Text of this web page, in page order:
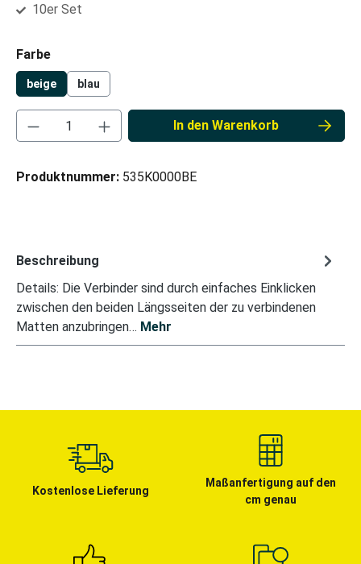
10er Set
Farbeauswählen
beige blau
Produkt Anzahl: Gib den gewünschten
In den Warenkorb
Produktnummer: 535K0000BE
Beschreibung
Details: Die Verbinder sind durch einfaches Einklicken
zwischen den beiden Längsseiten der zu verbindenen
Matten anzubringen… Mehr
Kostenlose Lieferung
Maßanfertigung auf den
cm genau